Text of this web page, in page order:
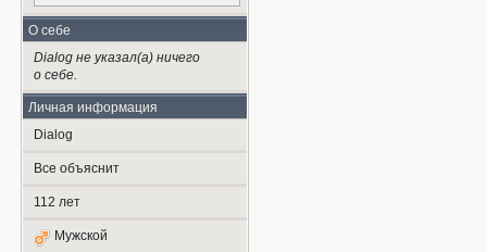
О себе
Dialog не указал(а) ничего
о себе.
Личная информация
Dialog
Все объяснит
112 лет
Мужской